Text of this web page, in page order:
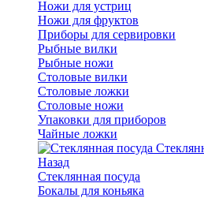
Ножи для устриц
Ножи для фруктов
Приборы для сервировки
Рыбные вилки
Рыбные ножи
Столовые вилки
Столовые ложки
Столовые ножи
Упаковки для приборов
Чайные ложки
Назад
Стеклянная посуда
Бокалы для коньяка